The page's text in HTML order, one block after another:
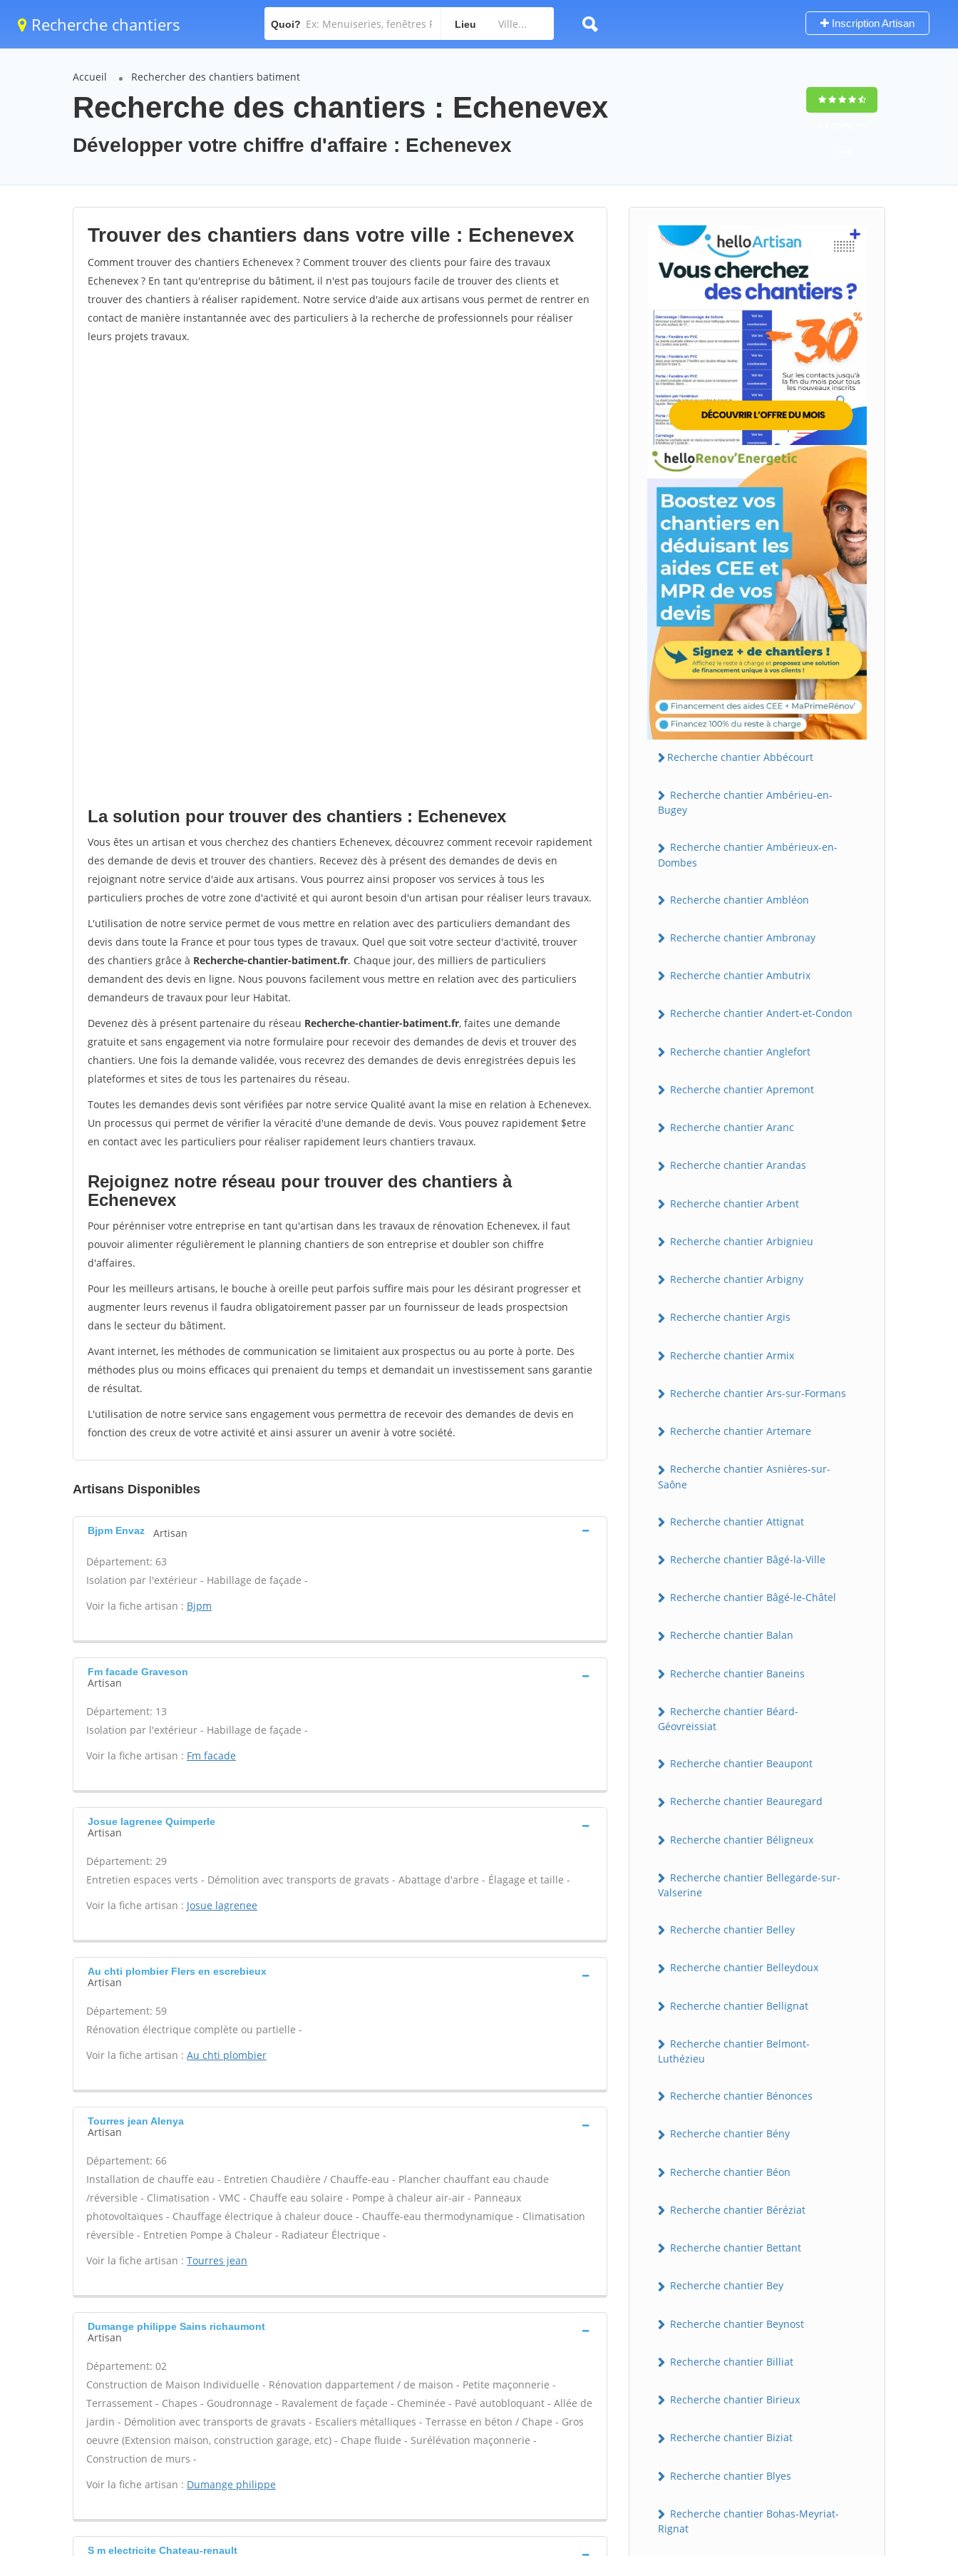
Recherche chantiers Quoi? Lieu Inscription Artisan
Accueil Rechercher des chantiers batiment
Recherche des chantiers : Echenevex
Développer votre chiffre d'affaire : Echenevex
Trouver des chantiers dans votre ville : Echenevex
Comment trouver des chantiers Echenevex ? Comment trouver des clients pour faire des travaux
Echenevex ? En tant qu'entreprise du bâtiment, il n'est pas toujours facile de trouver des clients et
trouver des chantiers à réaliser rapidement. Notre service d'aide aux artisans vous permet de rentrer en
contact de manière instantannée avec des particuliers à la recherche de professionnels pour réaliser
leurs projets travaux.
La solution pour trouver des chantiers : Echenevex
Vous êtes un artisan et vous cherchez des chantiers Echenevex, découvrez comment recevoir rapidement
des demande de devis et trouver des chantiers. Recevez dès à présent des demandes de devis en
rejoignant notre service d'aide aux artisans. Vous pourrez ainsi proposer vos services à tous les
particuliers proches de votre zone d'activité et qui auront besoin d'un artisan pour réaliser leurs travaux.
L'utilisation de notre service permet de vous mettre en relation avec des particuliers demandant des
devis dans toute la France et pour tous types de travaux. Quel que soit votre secteur d'activité, trouver
des chantiers grâce à Recherche-chantier-batiment.fr. Chaque jour, des milliers de particuliers
demandent des devis en ligne. Nous pouvons facilement vous mettre en relation avec des particuliers
demandeurs de travaux pour leur Habitat.
Devenez dès à présent partenaire du réseau Recherche-chantier-batiment.fr, faites une demande
gratuite et sans engagement via notre formulaire pour recevoir des demandes de devis et trouver des
chantiers. Une fois la demande validée, vous recevrez des demandes de devis enregistrées depuis les
plateformes et sites de tous les partenaires du réseau.
Toutes les demandes devis sont vérifiées par notre service Qualité avant la mise en relation à Echenevex.
Un processus qui permet de vérifier la véracité d'une demande de devis. Vous pouvez rapidement $etre
en contact avec les particuliers pour réaliser rapidement leurs chantiers travaux.
Rejoignez notre réseau pour trouver des chantiers à
Echenevex
Pour pérénniser votre entreprise en tant qu'artisan dans les travaux de rénovation Echenevex, il faut
pouvoir alimenter régulièrement le planning chantiers de son entreprise et doubler son chiffre
d'affaires.
Pour les meilleurs artisans, le bouche à oreille peut parfois suffire mais pour les désirant progresser et
augmenter leurs revenus il faudra obligatoirement passer par un fournisseur de leads prospectsion
dans le secteur du bâtiment.
Avant internet, les méthodes de communication se limitaient aux prospectus ou au porte à porte. Des
méthodes plus ou moins efficaces qui prenaient du temps et demandait un investissement sans garantie
de résultat.
L'utilisation de notre service sans engagement vous permettra de recevoir des demandes de devis en
fonction des creux de votre activité et ainsi assurer un avenir à votre société.
Artisans Disponibles
Bjpm Envaz Artisan
Département: 63
Isolation par l'extérieur - Habillage de façade -
Voir la fiche artisan : Bjpm
Fm facade Graveson
Artisan
Département: 13
Isolation par l'extérieur - Habillage de façade -
Voir la fiche artisan : Fm facade
Josue lagrenee Quimperle
Artisan
Département: 29
Entretien espaces verts - Démolition avec transports de gravats - Abattage d'arbre - Élagage et taille -
Voir la fiche artisan : Josue lagrenee
Au chti plombier Flers en escrebieux
Artisan
Département: 59
Rénovation électrique complète ou partielle -
Voir la fiche artisan : Au chti plombier
Tourres jean Alenya
Artisan
Département: 66
Installation de chauffe eau - Entretien Chaudière / Chauffe-eau - Plancher chauffant eau chaude
/réversible - Climatisation - VMC - Chauffe eau solaire - Pompe à chaleur air-air - Panneaux
photovoltaïques - Chauffage électrique à chaleur douce - Chauffe-eau thermodynamique - Climatisation
réversible - Entretien Pompe à Chaleur - Radiateur Électrique -
Voir la fiche artisan : Tourres jean
Dumange philippe Sains richaumont
Artisan
Département: 02
Construction de Maison Individuelle - Rénovation dappartement / de maison - Petite maçonnerie -
Terrassement - Chapes - Goudronnage - Ravalement de façade - Cheminée - Pavé autobloquant - Allée de
jardin - Démolition avec transports de gravats - Escaliers métalliques - Terrasse en béton / Chape - Gros
oeuvre (Extension maison, construction garage, etc) - Chape fluide - Surélévation maçonnerie -
Construction de murs -
Voir la fiche artisan : Dumange philippe
S m electricite Chateau-renault
Recherche chantier Abbécourt
Recherche chantier Ambérieu-en-
Bugey
Recherche chantier Ambérieux-en-
Dombes
Recherche chantier Ambléon
Recherche chantier Ambronay
Recherche chantier Ambutrix
Recherche chantier Andert-et-Condon
Recherche chantier Anglefort
Recherche chantier Apremont
Recherche chantier Aranc
Recherche chantier Arandas
Recherche chantier Arbent
Recherche chantier Arbignieu
Recherche chantier Arbigny
Recherche chantier Argis
Recherche chantier Armix
Recherche chantier Ars-sur-Formans
Recherche chantier Artemare
Recherche chantier Asnières-sur-
Saône
Recherche chantier Attignat
Recherche chantier Bâgé-la-Ville
Recherche chantier Bâgé-le-Châtel
Recherche chantier Balan
Recherche chantier Baneins
Recherche chantier Béard-
Géovreissiat
Recherche chantier Beaupont
Recherche chantier Beauregard
Recherche chantier Béligneux
Recherche chantier Bellegarde-sur-
Valserine
Recherche chantier Belley
Recherche chantier Belleydoux
Recherche chantier Bellignat
Recherche chantier Belmont-
Luthézieu
Recherche chantier Bénonces
Recherche chantier Bény
Recherche chantier Béon
Recherche chantier Béréziat
Recherche chantier Bettant
Recherche chantier Bey
Recherche chantier Beynost
Recherche chantier Billiat
Recherche chantier Birieux
Recherche chantier Biziat
Recherche chantier Blyes
Recherche chantier Bohas-Meyriat-
Rignat